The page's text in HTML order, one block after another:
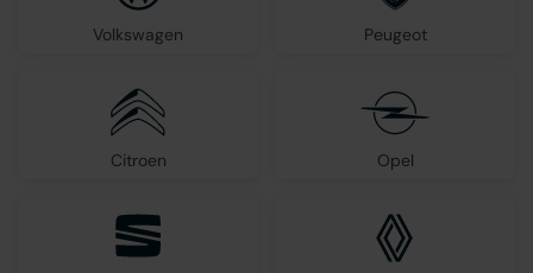
Volkswagen Peugeot
Citroen Opel